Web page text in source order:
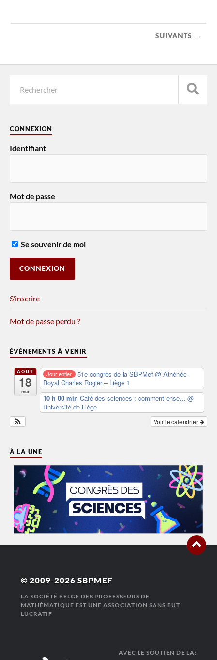
SUIVANTS →
CONNEXION
Identifiant
Mot de passe
Se souvenir de moi
S’inscrire
Mot de passe perdu ?
ÉVÉNEMENTS À VENIR
AOÛT
18
mar
Jour entier 51e congrès de la SBPMef@ Athénée
Royal Charles Rogier – Liège 1
10 h 00 min Café des sciences : comment ense... @
Université de Liège
Voir le calendrier
À LA UNE
© 2009-2026 SBPMEF
LA SOCIÉTÉ BELGE DES PROFESSEURS DE
MATHÉMATIQUE EST UNE ASSOCIATION SANS BUT
LUCRATIF
AVEC LE SOUTIEN DE LA: